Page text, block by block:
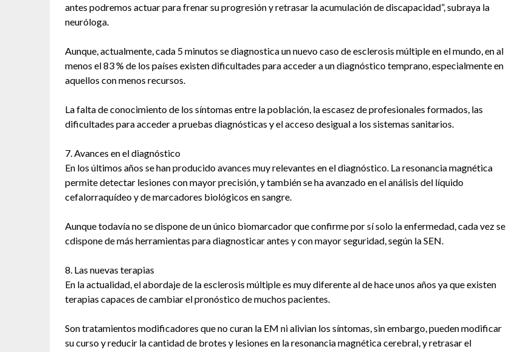
antes podremos actuar para frenar su progresión y retrasar la acumulación de discapacidad”, subraya la
neuróloga.
Aunque, actualmente, cada 5 minutos se diagnostica un nuevo caso de esclerosis múltiple en el mundo, en al
menos el 83 % de los países existen dificultades para acceder a un diagnóstico temprano, especialmente en
aquellos con menos recursos.
La falta de conocimiento de los síntomas entre la población, la escasez de profesionales formados, las
dificultades para acceder a pruebas diagnósticas y el acceso desigual a los sistemas sanitarios.
7. Avances en el diagnóstico
En los últimos años se han producido avances muy relevantes en el diagnóstico. La resonancia magnética
permite detectar lesiones con mayor precisión, y también se ha avanzado en el análisis del líquido
cefalorraquídeo y de marcadores biológicos en sangre.
Aunque todavía no se dispone de un único biomarcador que confirme por sí solo la enfermedad, cada vez se
cdispone de más herramientas para diagnosticar antes y con mayor seguridad, según la SEN.
8. Las nuevas terapias
En la actualidad, el abordaje de la esclerosis múltiple es muy diferente al de hace unos años ya que existen
terapias capaces de cambiar el pronóstico de muchos pacientes.
Son tratamientos modificadores que no curan la EM ni alivian los síntomas, sin embargo, pueden modificar
su curso y reducir la cantidad de brotes y lesiones en la resonancia magnética cerebral, y retrasar el